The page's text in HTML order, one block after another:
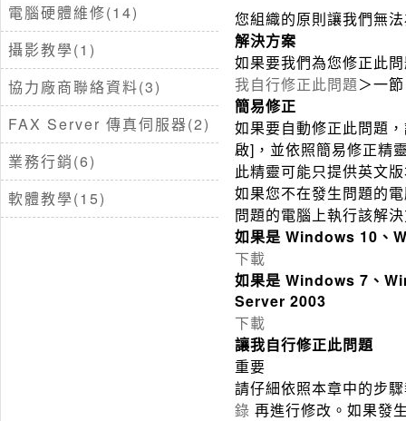
電腦硬體維修(14)
攝影教學(1)
協力廠商聯絡資料(3)
FAX Server 傳真伺服器(2)
業務行銷(6)
軟體教學(15)
您組織的原則讓我們無
解決方案
如果要我們為您修正此
我自行修正此問題＞一
簡易修正
如果要自動修正此問題
啟]，並依照簡易修正精
此精靈可能只提供英文
如果您不在發生問題的
問題的電腦上執行該解
如果是 Windows 10、
下載
如果是 Windows 7、
Server 2003
下載
讓我自行修正此問題
重要
請仔細依照本章中的步
錄 再進行修改。如果發